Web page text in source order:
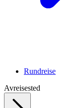
Rundreise
Avreisested